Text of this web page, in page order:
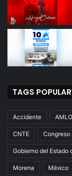
TAGS
Accidente AMLO
CNTE Congreso
Gobierno del Estado
Morena México